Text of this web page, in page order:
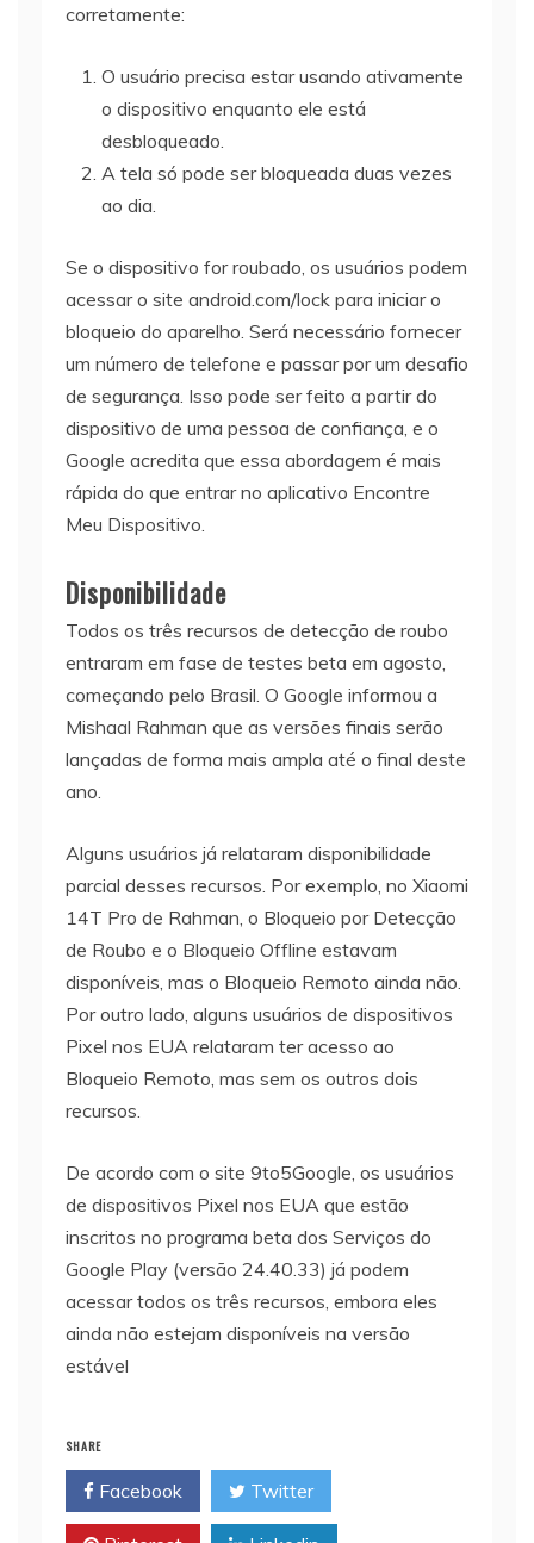
corretamente:
O usuário precisa estar usando ativamente
o dispositivo enquanto ele está
desbloqueado.
A tela só pode ser bloqueada duas vezes
ao dia.
Se o dispositivo for roubado, os usuários podem
acessar o site android.com/lock para iniciar o
bloqueio do aparelho. Será necessário fornecer
um número de telefone e passar por um desafio
de segurança. Isso pode ser feito a partir do
dispositivo de uma pessoa de confiança, e o
Google acredita que essa abordagem é mais
rápida do que entrar no aplicativo Encontre
Meu Dispositivo.
Disponibilidade
Todos os três recursos de detecção de roubo
entraram em fase de testes beta em agosto,
começando pelo Brasil. O Google informou a
Mishaal Rahman que as versões finais serão
lançadas de forma mais ampla até o final deste
ano.
Alguns usuários já relataram disponibilidade
parcial desses recursos. Por exemplo, no Xiaomi
14T Pro de Rahman, o Bloqueio por Detecção
de Roubo e o Bloqueio Offline estavam
disponíveis, mas o Bloqueio Remoto ainda não.
Por outro lado, alguns usuários de dispositivos
Pixel nos EUA relataram ter acesso ao
Bloqueio Remoto, mas sem os outros dois
recursos.
De acordo com o site 9to5Google, os usuários
de dispositivos Pixel nos EUA que estão
inscritos no programa beta dos Serviços do
Google Play (versão 24.40.33) já podem
acessar todos os três recursos, embora eles
ainda não estejam disponíveis na versão
estável
SHARE
Facebook Twitter